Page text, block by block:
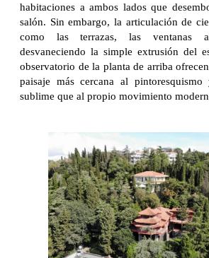
habitaciones a ambos lados que
salón. Sin embargo, la articulación de
como las terrazas, las ventanas
desvaneciendo la simple extrusión del
observatorio de la planta de arriba
paisaje más cercana al
sublime que al propio movimiento